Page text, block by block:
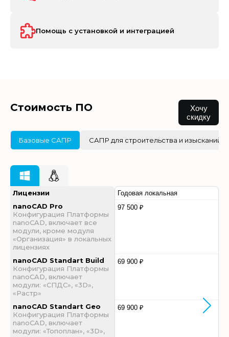
Помощь с установкой и интеграцией
Стоимость ПО
Хочу
скидку
Базовые САПР САПР для строительства и изысканий
Лицензии
nanoCAD Pro
Конфигурация Платформы
nanoCAD, включает все
модули, кроме модуля
«Организация» в локальных
лицензиях
nanoCAD Standart Build
Конфигурация Платформы
nanoCAD, включает
модули: «СПДС», «3D»,
«Растр»
nanoCAD Standart Geo
Конфигурация Платформы
nanoCAD, включает
модули: «Топоплан», «3D»,
Годовая локальная
97 500 ₽
69 900 ₽
69 900 ₽